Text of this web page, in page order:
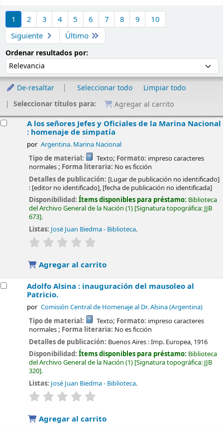
1
2 3 4 5 6 7 8 9
10
Siguiente
Último
Ordenar resultados por:
De-resaltar Seleccionar todo
Limpiar todo
Seleccionar títulos para:
Agregar al carrito
A los señores Jefes y Oficiales de la Marina Nacional
: homenaje de simpatía
por Argentina. Marina Nacional
Tipo de material: Texto; Formato: impreso caracteres
normales; Forma literaria: No es ficción
Detalles de publicación: [Lugar de publicación no identificado]
: [editor no identificado], [fecha de publicación no identificada]
Disponibilidad:Ítems disponibles para préstamo: Biblioteca
del Archivo General de la Nación (1) Signatura topográfica: JJB
673 .
Listas: José Juan Biedma - Biblioteca.
valoración
Agregar al carrito
Adolfo Alsina : inauguración del mausoleo al
Patricio.
por Comisión Central de Homenaje al Dr. Alsina (Argentina)
Tipo de material: Texto; Formato: impreso caracteres
normales; Forma literaria: No es ficción
Detalles de publicación: Buenos Aires :Imp. Europea, 1916
Disponibilidad:Ítems disponibles para préstamo: Biblioteca
del Archivo General de la Nación (1) Signatura topográfica: JJB
320 .
Listas: José Juan Biedma - Biblioteca.
valoración
Agregar al carrito